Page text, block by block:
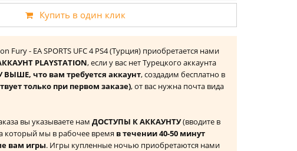
Купить в один клик
Fury - EA SPORTS UFC 4 PS4 (Турция) приобретается нами
PLAYSTATION, если у вас нет Турецкого аккаунта
что вам требуется аккаунт, создадим бесплатно в
только при первом заказе), от вас нужна почта вида
вы указываете нам ДОСТУПЫ К АККАУНТУ(вводите в
который мы в рабочее время в течении 40-50 минут
вам игры. Игры купленные ночью приобретаются нами